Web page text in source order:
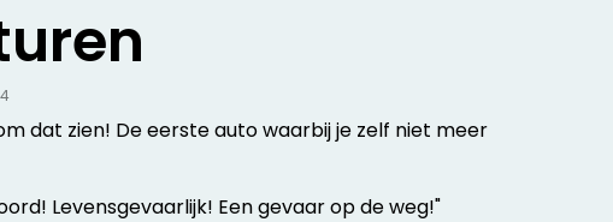
dat zien! De eerste auto waarbij je zelf niet meer
Levensgevaarlijk! Een gevaar op de weg!"